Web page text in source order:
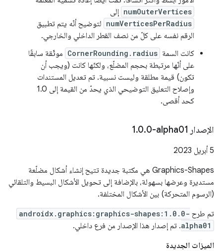
numOuterVertices إلى
numVerticesPerRadius لتوضيح أنّه يتم تطبيق
الرقم نفسه على كلّ من نصف القطر الداخلي والخارجي.
كانت السمة CornerRounding.radius موثّقة سابقًا
على أنّها مرتبطة بحجم المضلّع، ولكنّها كانت (ويجب أن
تكون) قيمة مطلقة وليست نسبية. تم تعديل المستندات
وإصلاح التعليق التوضيحي الذي يحدّ من القيمة إلى 1.0
كحد أقصى.
الإصدار ‎1 .0.0-alpha01
‫5 أبريل 2023
‫Graphics-Shapes هي مكتبة جديدة تتيح إنشاء أشكال مضلّعة
مستديرة وعرضها بسهولة، بالإضافة إلى تحويل الأشكال البسيط والتلقائي
(الرسوم المتحركة) بين الأشكال المختلفة.
تم طرح androidx.graphics:graphics-shapes:1.0.0-
alpha01. تم إصدار هذا الإصدار من فرع داخلي.
الميزات الجديدة